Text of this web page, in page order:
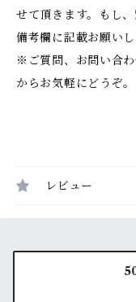
せて頂きます。もし
備考欄に記載お願いし
※ご質問、お問い合
からお気軽にどうぞ。
レビュー